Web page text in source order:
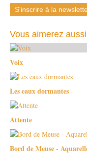
S'inscrire à la
Vous aimerez
Voix
Les eaux dormantes
Attente
Bord de Meuse -